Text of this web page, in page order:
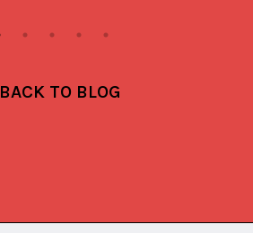
BACK TO BLOG